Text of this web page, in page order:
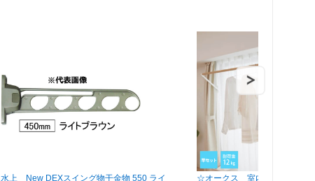
水上 New DEXスイング物干金物 550 ライ
☆オークス 室内物干し